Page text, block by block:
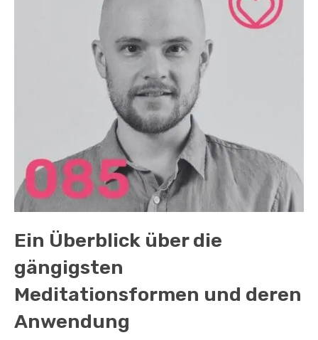
Ein Überblick über die
gängigsten
Meditationsformen und deren
Anwendung